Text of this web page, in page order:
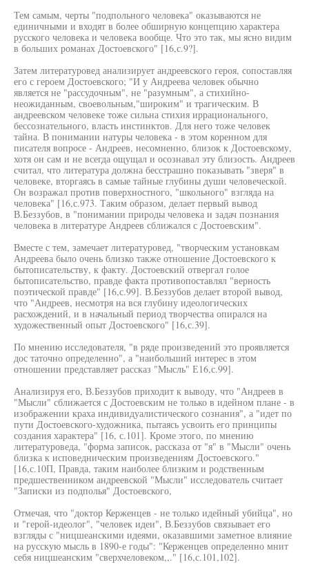
Тем самым, черты "подпольного человека" оказываются не
единичными и входят в более обширную концепцию характера
русского человека и человека вообще. Что это так, мы ясно видим
в больших романах Достоевского" [16,с.9?].
Затем литературовед анализирует андреевского героя, сопоставляя
его с героем Достоевского; "И у Андреева человек обычно
является не "рассудочным", не "разумным", а стихийно-
неожиданным, своевольным,"широким" и трагическим. В
андреевском человеке тоже сильна стихия иррационального,
бессознательного, власть инстинктов. Для него тоже человек
тайна. В понимании натуры человека - в этом коренном для
писателя вопросе - Андреев, несомненно, близок к Достоевскому,
хотя он сам и не всегда ощущал и осознавал эту близость. Андреев
считал, что литература должна бесстрашно показывать "зверя" в
человеке, вторгаясь в самые тайные глубины души человеческой.
Он возражал против поверхностного, "школьного" взгляда на
человека" [16,с.973. Таким образом, делает первый вывод
В.Беззубов, в "понимании природы человека и задач познания
человека в литературе Андреев сближался с Достоевским".
Вместе с тем, замечает литературовед, "творческим установкам
Андреева было очень близко также отношение Достоевского к
бытописательству, к факту. Достоевский отвергал голое
бытописательство, правде факта противопоставлял "верность
поэтической правде" [16,с.99]. В.Беззубов делает второй вывод,
что "Андреев, несмотря на вся глубину идеологических
расхождений, и в начальный период творчества опирался на
художественный опыт Достоевского" [16,с.39].
По мнению исследователя, "в ряде произведений это проявляется
дос таточно определенно", а "наибольший интерес в этом
отношении представляет рассказ "Мысль" Е16,с.99].
Анализируя его, В.Беззубов приходит к выводу, что "Андреев в
"Мысли" сближается с Достоевским не только в идейном плане - в
изображении краха индивидуалистического сознания", а "идет по
пути Достоевского-художника, пытаясь усвоить его принципы
создания характера" [16, с.101]. Кроме этого, по мнению
литературоведа, "форма записок, рассказа от "я" в "Мысли" очень
близка к исповедническим произведениям Достоевского."
[16,с.10П, Правда, таким наиболее близким и родственным
предшественником андреевской "Мысли" исследователь считает
"Записки из подполья" Достоевского,
Отмечая, что "доктор Керженцев - не только идейный убийца", но
и "герой-идеолог", "человек идеи", В.Беззубов связывает его
взгляды с "ницшеанскими идеями, оказавшими заметное влияние
на русскую мысль в 1890-е годы": "Керженцев определенно мнит
себя ницшеанским "сверхчеловеком,,." [16,с.101,102].